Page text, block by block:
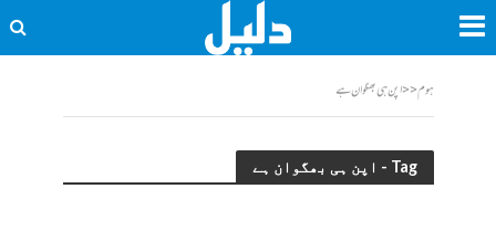
ہوم<<اپن ہی بھگوان ہے
Tag - اپن ہی بھگوان ہے